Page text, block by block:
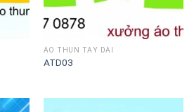
ÁO THUN TAY DÀI
ATD03